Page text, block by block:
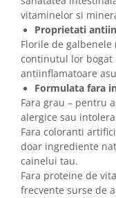
vitaminelor si
Proprietati
Florile de
continutul lor bogat
antiinflamatoare
Formulata fara
Fara grau – pentru
alergice sau
Fara coloranti
doar ingrediente
cainelui tau.
Fara proteine de
frecvente surse de